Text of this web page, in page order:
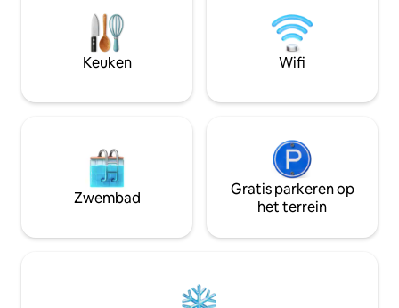
Omringd door geweldige restaurants en
winkels • Voor uw gemak is er een
transferservice beschikbaar.
bidet en douche,
toiletartikelen
body cream),
Keuken Wifi
Zwembad
Gratis parkeren op
het terrein